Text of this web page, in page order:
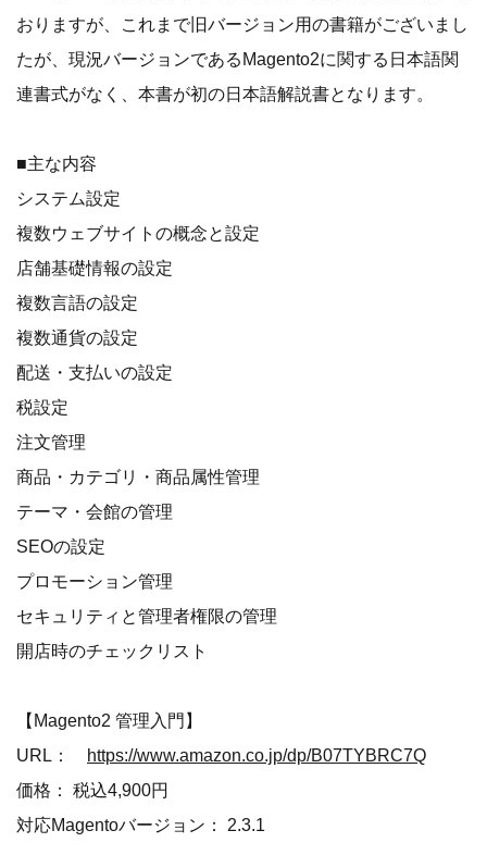
おりますが、これまで旧バージョン用の書籍がございまし
たが、現況バージョンであるMagento2に関する日本語関
連書式がなく、本書が初の日本語解説書となります。
■主な内容
システム設定
複数ウェブサイトの概念と設定
店舗基礎情報の設定
複数言語の設定
複数通貨の設定
配送・支払いの設定
税設定
注文管理
商品・カテゴリ・商品属性管理
テーマ・会館の管理
SEOの設定
プロモーション管理
セキュリティと管理者権限の管理
開店時のチェックリスト
【Magento2 管理入門】
URL： https://www.amazon.co.jp/dp/B07TYBRC7Q
価格： 税込4,900円
対応Magentoバージョン： 2.3.1